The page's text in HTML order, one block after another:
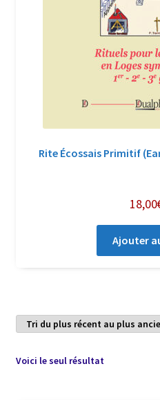
Soutien à Philippe Randa
Suivi de la Commande
Rite Écossais Primitif
18,00
Ajouter
Voici le seul résultat